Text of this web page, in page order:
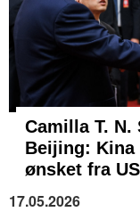
Camilla T.
Beijing:
ønsket fra
17.05.2026